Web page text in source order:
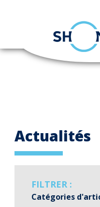
Aller
Actualités
FILTRER :
Catégories